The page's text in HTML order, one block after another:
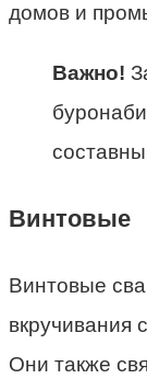
домов и
Важно!
Винтовые
Винтовые
вкручивания
Они также